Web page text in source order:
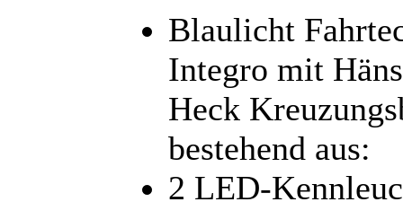
Blaulicht
Integro mit
Heck
bestehend aus:
2 LED-